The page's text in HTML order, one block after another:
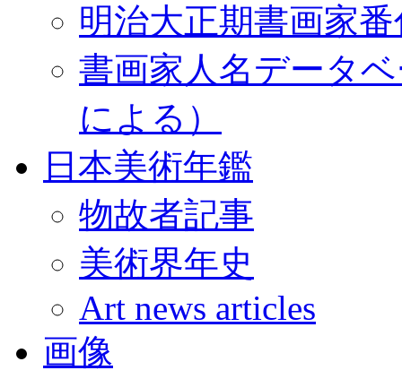
明治大正期書画家
書画家人名データ
による）
日本美術年鑑
物故者記事
美術界年史
Art news articles
画像